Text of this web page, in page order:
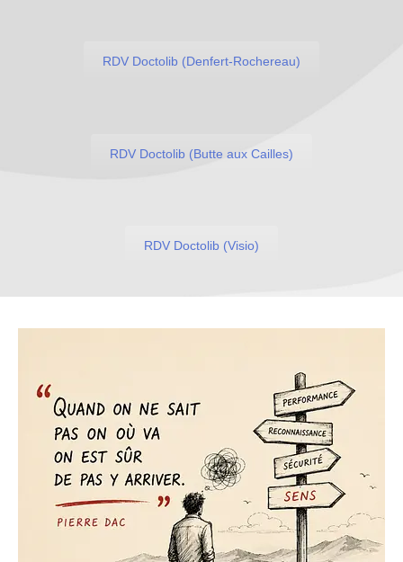
RDV Doctolib (Denfert-Rochereau)
RDV Doctolib (Butte aux Cailles)
RDV Doctolib (Visio)